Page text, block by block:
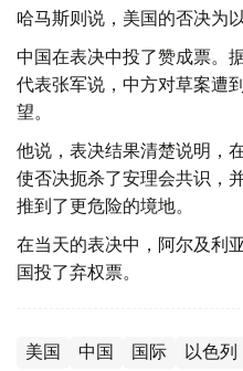
哈马斯则说，美国的否决为
中国在表决中投了赞成票。
代表张军说，中方对草案遭
望。
他说，表决结果清楚说明，
使否决扼杀了安理会共识，
推到了更危险的境地。
在当天的表决中，阿尔及利
国投了弃权票。
美国 中国 国际 以色列